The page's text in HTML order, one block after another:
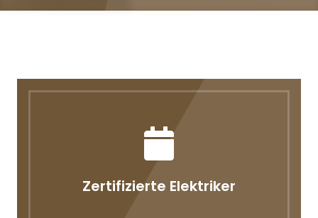
Zertifizierte Elektriker